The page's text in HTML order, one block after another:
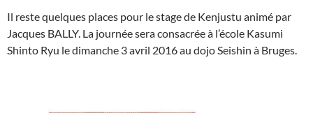
Il reste quelques places pour le stage de Kenjustu animé par
Jacques BALLY. La journée sera consacrée à l’école Kasumi
Shinto Ryu le dimanche 3 avril 2016 au dojo Seishin à Bruges.